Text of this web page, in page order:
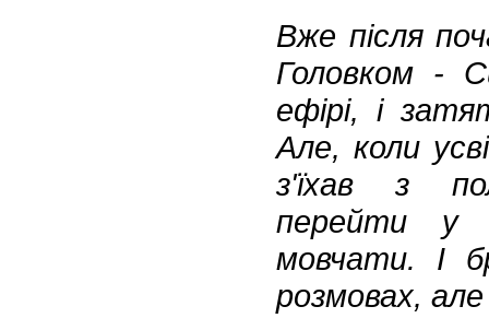
Вже після
Головком -
ефірі, і
Але, коли
з'їхав з
перейти у
мовчати. І
розмовах,